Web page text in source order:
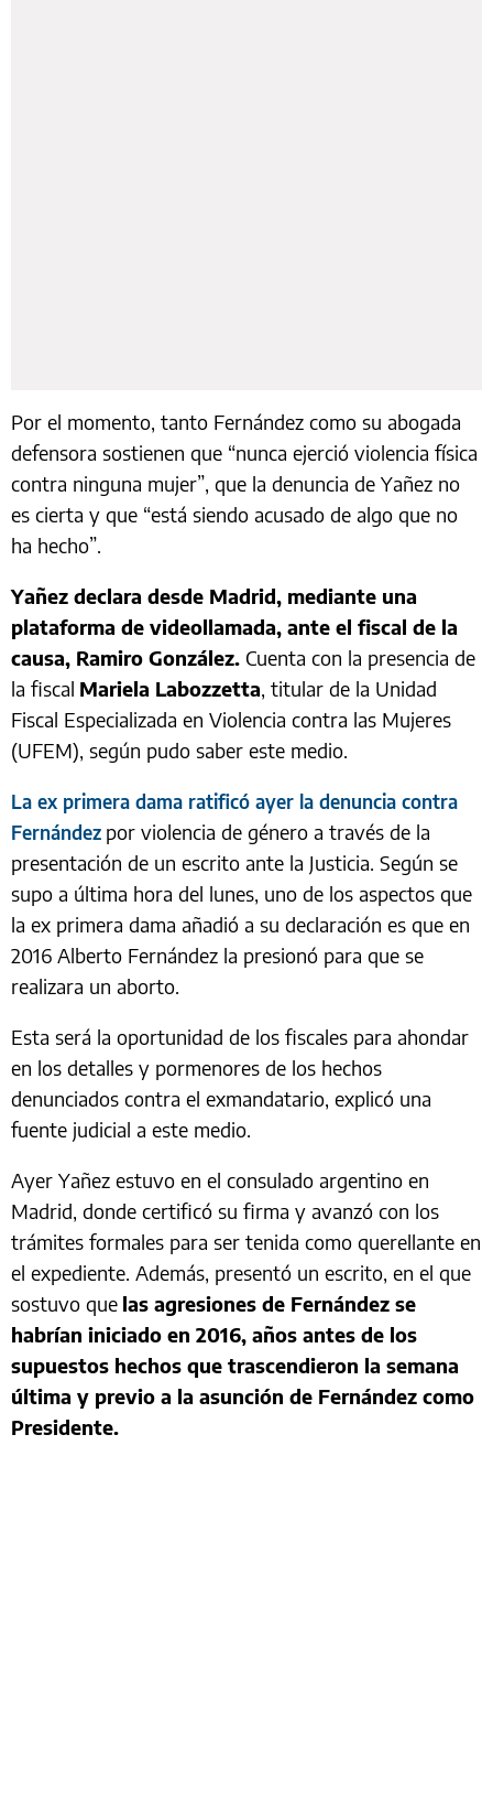
Por el momento, tanto Fernández como su abogada
defensora sostienen que “nunca ejerció violencia física
contra ninguna mujer”, que la denuncia de Yañez no
es cierta y que “está siendo acusado de algo que no
ha hecho”.
Yañez declara desde Madrid, mediante una
plataforma de videollamada, ante el fiscal de la
causa, Ramiro González. Cuenta con la presencia de
la fiscal Mariela Labozzetta, titular de la Unidad
Fiscal Especializada en Violencia contra las Mujeres
(UFEM), según pudo saber este medio.
La ex primera dama ratificó ayer la denuncia contra
Fernández por violencia de género a través de la
presentación de un escrito ante la Justicia. Según se
supo a última hora del lunes, uno de los aspectos que
la ex primera dama añadió a su declaración es que en
2016 Alberto Fernández la presionó para que se
realizara un aborto.
Esta será la oportunidad de los fiscales para ahondar
en los detalles y pormenores de los hechos
denunciados contra el exmandatario, explicó una
fuente judicial a este medio.
Ayer Yañez estuvo en el consulado argentino en
Madrid, donde certificó su firma y avanzó con los
trámites formales para ser tenida como querellante en
el expediente. Además, presentó un escrito, en el que
sostuvo que las agresiones de Fernández se
habrían iniciado en 2016, años antes de los
supuestos hechos que trascendieron la semana
última y previo a la asunción de Fernández como
Presidente.